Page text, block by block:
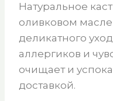
Натуральное
оливковом
деликатного
аллергиков и
очищает и
доставкой.